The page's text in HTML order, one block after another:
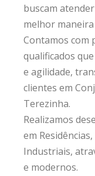
buscam
melhor
Contamos com
qualificados
e agilidade,
clientes em
Terezinha.
Realizamos
em
Industriais,
e modernos.